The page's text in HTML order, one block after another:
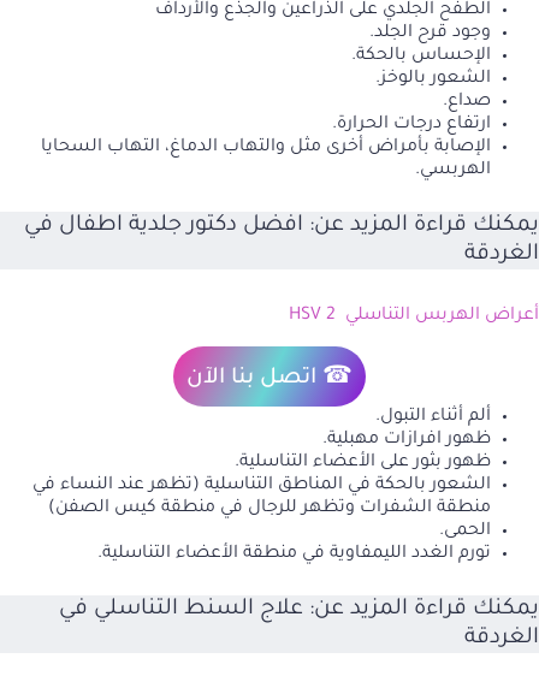
الطفح الجلدي على الذراعين والجذع والأرداف
وجود قرح الجلد.
الإحساس بالحكة.
الشعور بالوخز.
صداع.
ارتفاع درجات الحرارة.
الإصابة بأمراض أخرى مثل والتهاب الدماغ، التهاب السحايا
الهربسي.
يمكنك قراءة المزيد عن: افضل دكتور جلدية اطفال في
الغردقة
أعراض الهربس التناسلي HSV 2
☎ اتصل بنا الآن
ألم أثناء التبول.
ظهور افرازات مهبلية.
ظهور بثور على الأعضاء التناسلية.
الشعور بالحكة في المناطق التناسلية (تظهر عند النساء في
منطقة الشفرات وتظهر للرجال في منطقة كيس الصفن)
الحمى.
تورم الغدد الليمفاوية في منطقة الأعضاء التناسلية.
يمكنك قراءة المزيد عن: علاج السنط التناسلي في
الغردقة